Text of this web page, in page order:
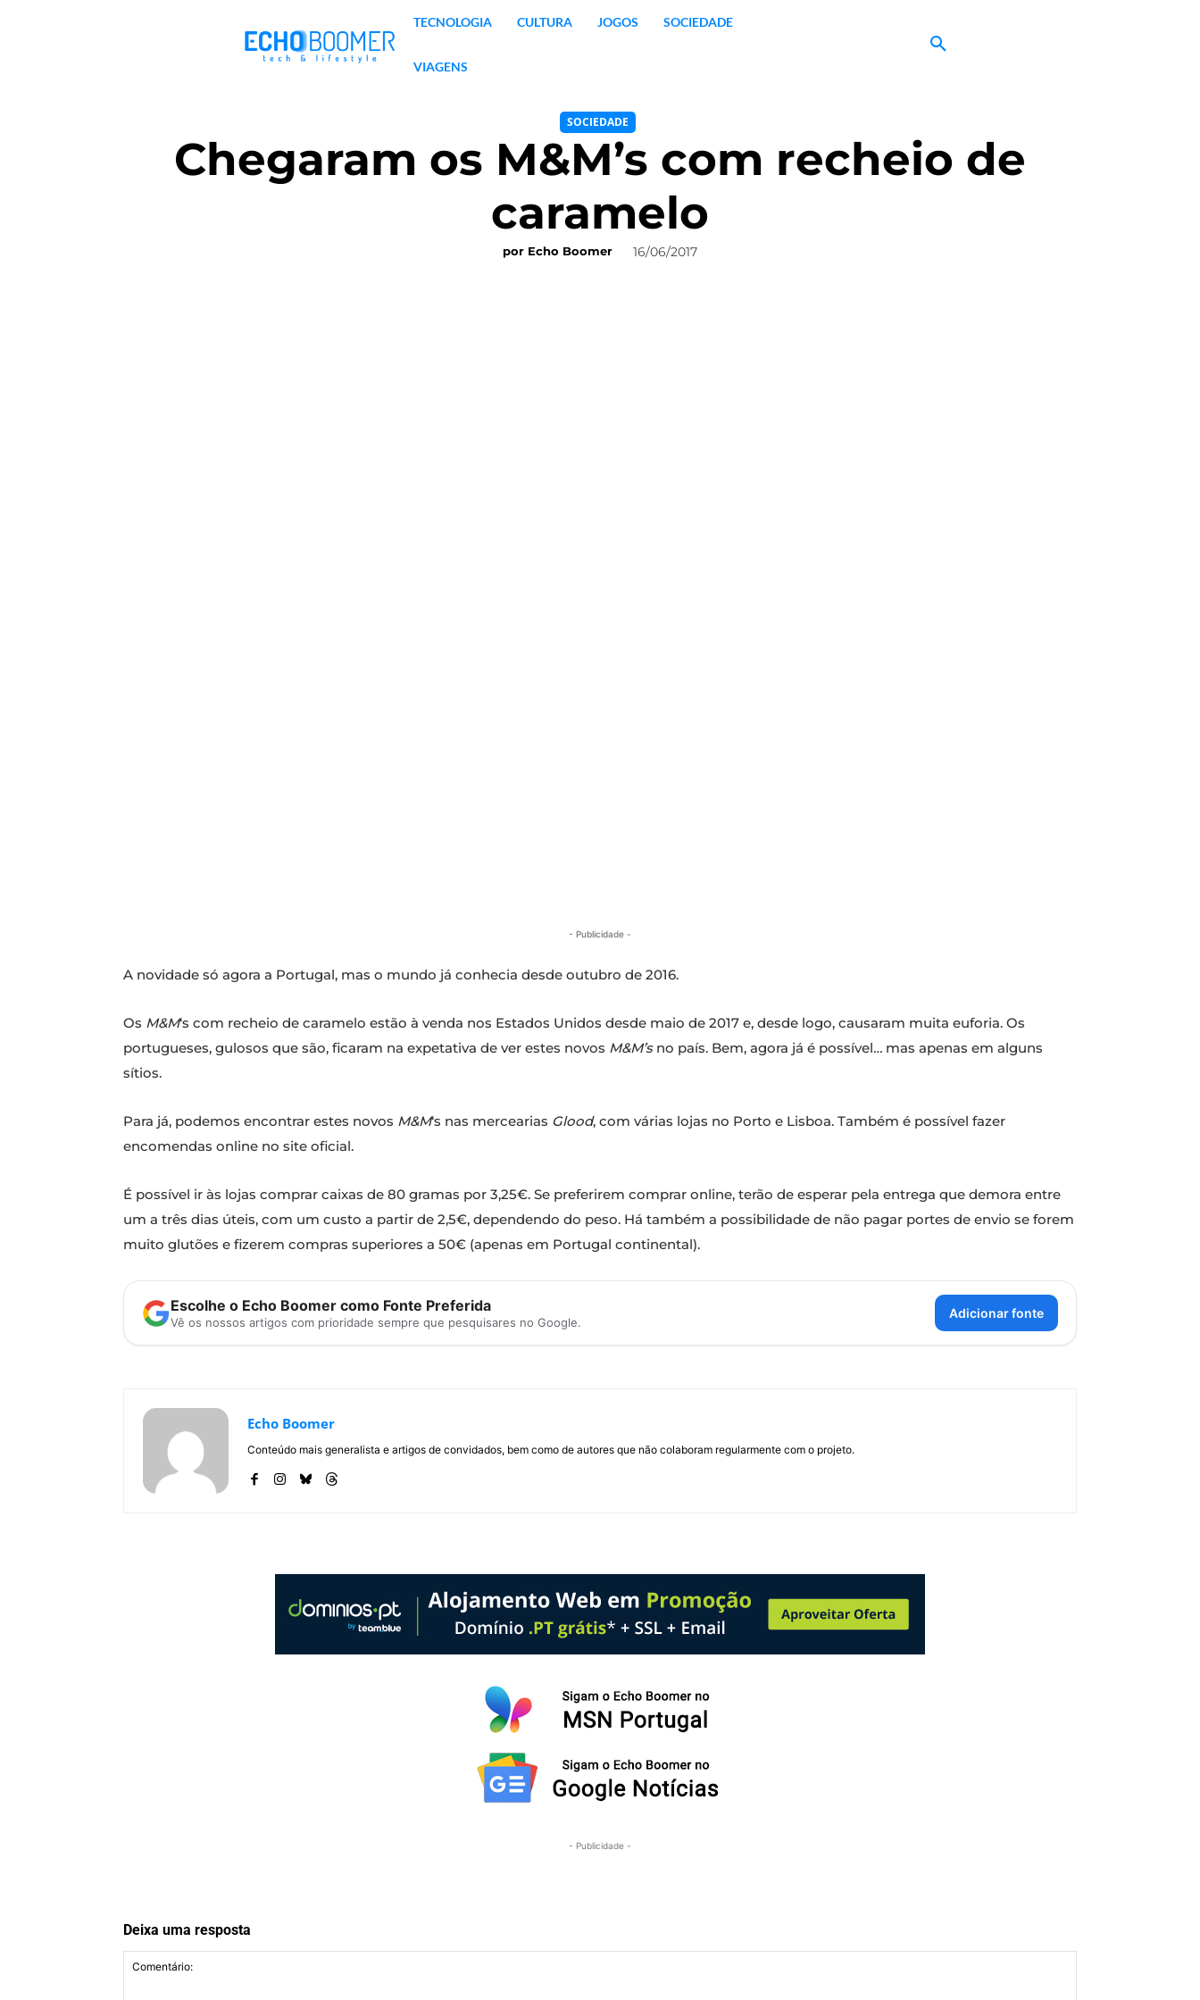
TECNOLOGIA CULTURA JOGOS SOCIEDADE
VIAGENS
SOCIEDADE
Chegaram os M&M’s com recheio de
caramelo
por Echo Boomer 16/06/2017
- Publicidade -
A novidade só agora a Portugal, mas o mundo já conhecia desde outubro de 2016.
Os M&M‘s com recheio de caramelo estão à venda nos Estados Unidos desde maio de 2017 e, desde logo, causaram muita euforia. Os
portugueses, gulosos que são, ficaram na expetativa de ver estes novos M&M’s no país. Bem, agora já é possível… mas apenas em alguns
sítios.
Para já, podemos encontrar estes novos M&M‘s nas mercearias Glood, com várias lojas no Porto e Lisboa. Também é possível fazer
encomendas online no site oficial.
É possível ir às lojas comprar caixas de 80 gramas por 3,25€. Se preferirem comprar online, terão de esperar pela entrega que demora entre
um a três dias úteis, com um custo a partir de 2,5€, dependendo do peso. Há também a possibilidade de não pagar portes de envio se forem
muito glutões e fizerem compras superiores a 50€ (apenas em Portugal continental).
Escolhe o Echo Boomer como Fonte Preferida
Vê os nossos artigos com prioridade sempre que pesquisares no Google.
Adicionar fonte
Echo Boomer
Conteúdo mais generalista e artigos de convidados, bem como de autores que não colaboram regularmente com o projeto.
- Publicidade -
Deixa uma resposta